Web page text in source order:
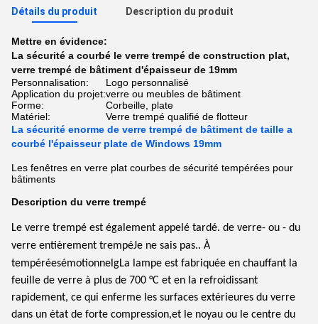
Détails du produit Description du produit
Mettre en évidence:
La sécurité a courbé le verre trempé de construction plat,
verre trempé de bâtiment d'épaisseur de 19mm
Personnalisation:
Logo personnalisé
Application du projet:verre ou meubles de bâtiment
Forme:
Corbeille, plate
Matériel:
Verre trempé qualifié de flotteur
La sécurité enorme de verre trempé de bâtiment de taille a
courbé l'épaisseur plate de Windows 19mm
Les fenêtres en verre plat courbes de sécurité tempérées pour
bâtiments
Description du verre trempé
Le verre trempé est également appelé tardé. de verre- ou - du
verre entièrement trempéJe ne sais pas.. À
tempéréesémotionnel gLa lampe est fabriquée en chauffant la
feuille de verre à plus de 700 °C et en la refroidissant
rapidement, ce qui enferme les surfaces extérieures du verre
dans un état de forte compression,et le noyau ou le centre du